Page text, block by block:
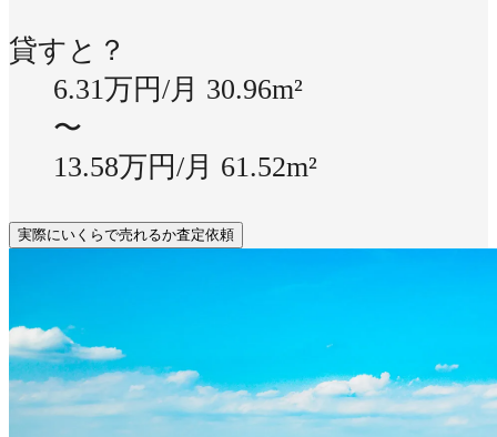
貸すと？
6.31万円/月 30.96m²
〜
13.58万円/月 61.52m²
実際にいくらで売れるか査定依頼